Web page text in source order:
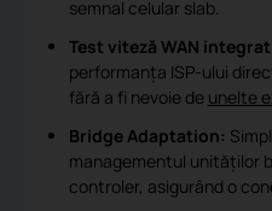
semnal celular slab.
Test viteză WAN
performanța ISP-ului
fără a fi nevoie de unelte
Bridge Adaptation:
managementul unităților
controler, asigurând o